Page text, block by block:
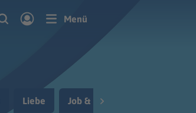
Menü
Liebe Job & Berufsleben